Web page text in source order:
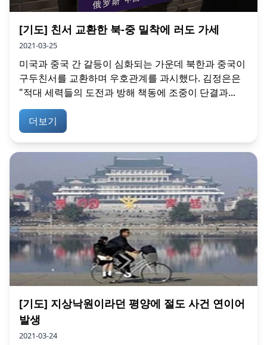
[기도] 친서 교환한 북-중 밀착에 러도 가세
2021-03-25
미국과 중국 간 갈등이 심화되는 가운데 북한과 중국이
구두친서를 교환하며 우호관계를 과시했다. 김정은은
"적대 세력들의 도전과 방해 책동에 조중이 단결과...
더보기
[기도] 지상낙원이라던 평양에 절도 사건 연이어
발생
2021-03-24